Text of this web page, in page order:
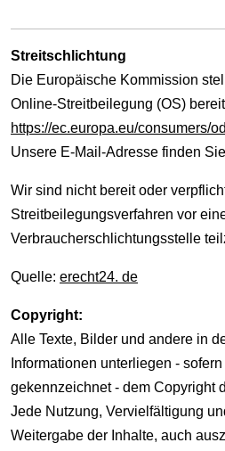
Streitschlichtung
Die Europäische Kommission
Online-Streitbeilegung (OS)
https://ec.europa.eu/consumers/
Unsere E-Mail-Adresse finden
Wir sind nicht bereit oder
Streitbeilegungsverfahren vor
Verbraucherschlichtungsstelle
Quelle: erecht24. de
Copyright:
Alle Texte, Bilder und andere in
Informationen unterliegen -
gekennzeichnet - dem Copyright
Jede Nutzung, Vervielfältigung
Weitergabe der Inhalte, auch